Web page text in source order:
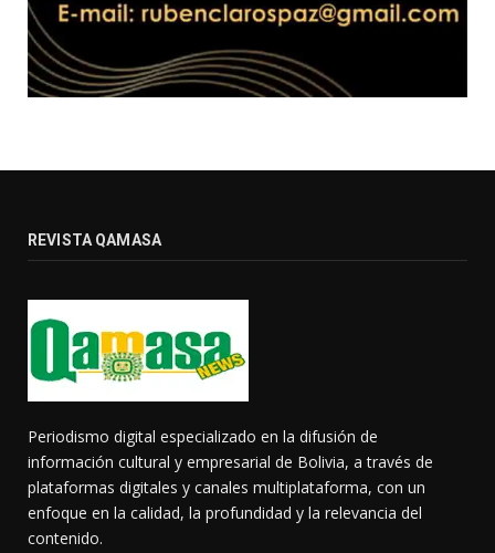
REVISTA QAMASA
Periodismo digital especializado en la difusión de
información cultural y empresarial de Bolivia, a través de
plataformas digitales y canales multiplataforma, con un
enfoque en la calidad, la profundidad y la relevancia del
contenido.